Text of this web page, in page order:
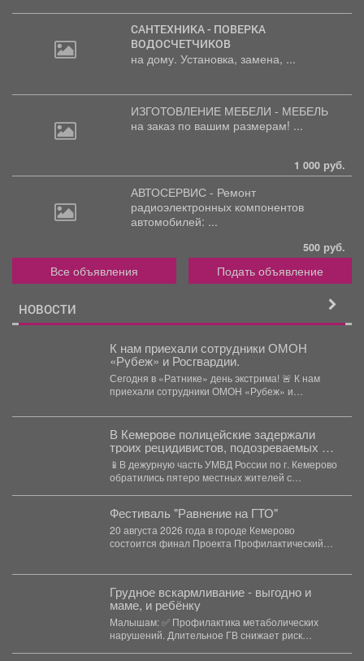
САНТЕХНИКА - ПОВЕРКА
ВОДОСЧЕТЧИКОВ
на дому. Установка, замена, ...
ИЗГОТОВЛЕНИЕ МЕБЕЛИ - МЕБЕЛЬ
на заказ по вашим размерам! ...
1 000 руб.
АВТОСЕРВИС - Ремонт
радиоэлектронных компонентов
автомобилей: ...
500 руб.
Все объявления Подать объявление
НОВОСТИ
К нам приехали сотрудники ОМОН
«Рубеж» и Росгвардии.
Сегодня в «Ратнике» день экстрима! 🚨 К нам
приехали сотрудники ОМОН «Рубеж» и
В Кемерове полицейские задержали
троих рецидивистов, подозреваемых в
совершении серии краж
📱В дежурную часть УМВД России по г. Кемерово
обратились пятеро местных жителей с
Фестиваль "Равнение на ГТО"
20 августа 2026 года в городе Кемерово
состоится финал Проекта Профилактический
Грудное вскармливание - выгодно и
маме, и ребёнку
Малышам: ✅ Профилактика метаболических
нарушений. Длительное ГВ снижает риск